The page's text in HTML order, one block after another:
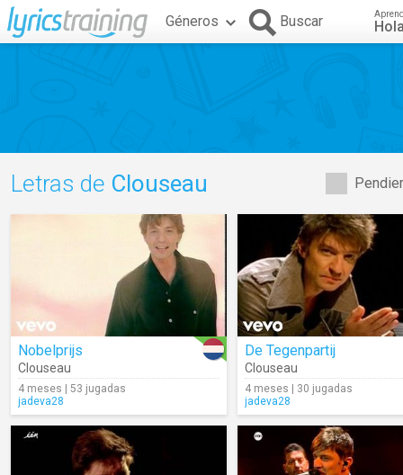
Géneros Buscar
Letras de Clouseau
Nobelprijs
Clouseau
4 meses | 53 jugadas
jadeva28
De Tegenpartij
Clouseau
4 meses | 30 jugadas
jadeva28